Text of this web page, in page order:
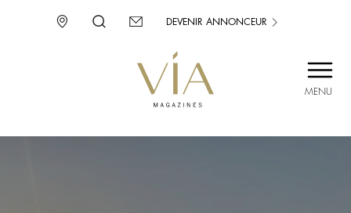
MENU
DEVENIR ANNONCEUR